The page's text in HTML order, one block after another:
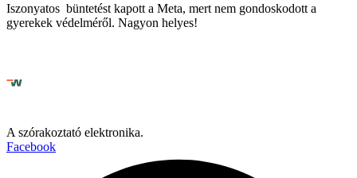
Iszonyatos büntetést kapott a Meta, mert nem gondoskodott a
gyerekek védelméről. Nagyon helyes!
A szórakoztató elektronika.
Facebook